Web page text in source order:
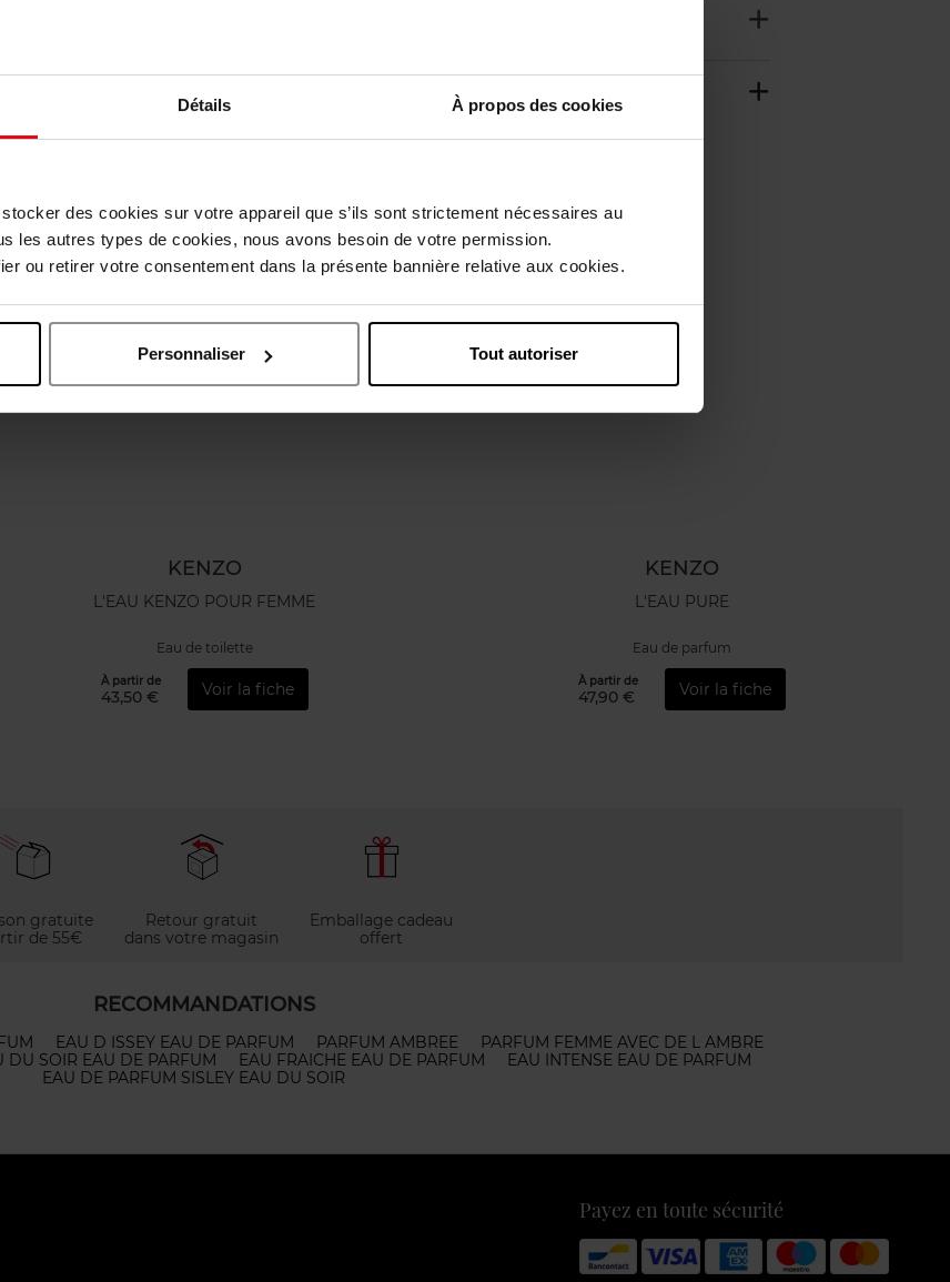
Détails À propos des cookies
des cookies sur votre appareil que s’ils sont strictement nécessaires au
les autres types de cookies, nous avons besoin de votre permission.
ou retirer votre consentement dans la présente bannière relative aux cookies.
Personnaliser Tout autoriser
KENZO
L'EAU KENZO POUR FEMME
Eau de toilette
À partir de
43,50 € Voir la fiche
KENZO
L'EAU PURE
Eau de parfum
À partir de
47,90 € Voir la fiche
gratuite
de 55€
Retour gratuit
dans votre magasin
Emballage cadeau
offert
RECOMMANDATIONS
EAU D ISSEY EAU DE PARFUM PARFUM AMBREE
PARFUM FEMME AVEC DE L AMBRE
DU SOIR EAU DE PARFUM EAU FRAICHE EAU DE PARFUM
EAU INTENSE EAU DE PARFUM
EAU DE PARFUM SISLEY EAU DU SOIR
Payez en toute sécurité